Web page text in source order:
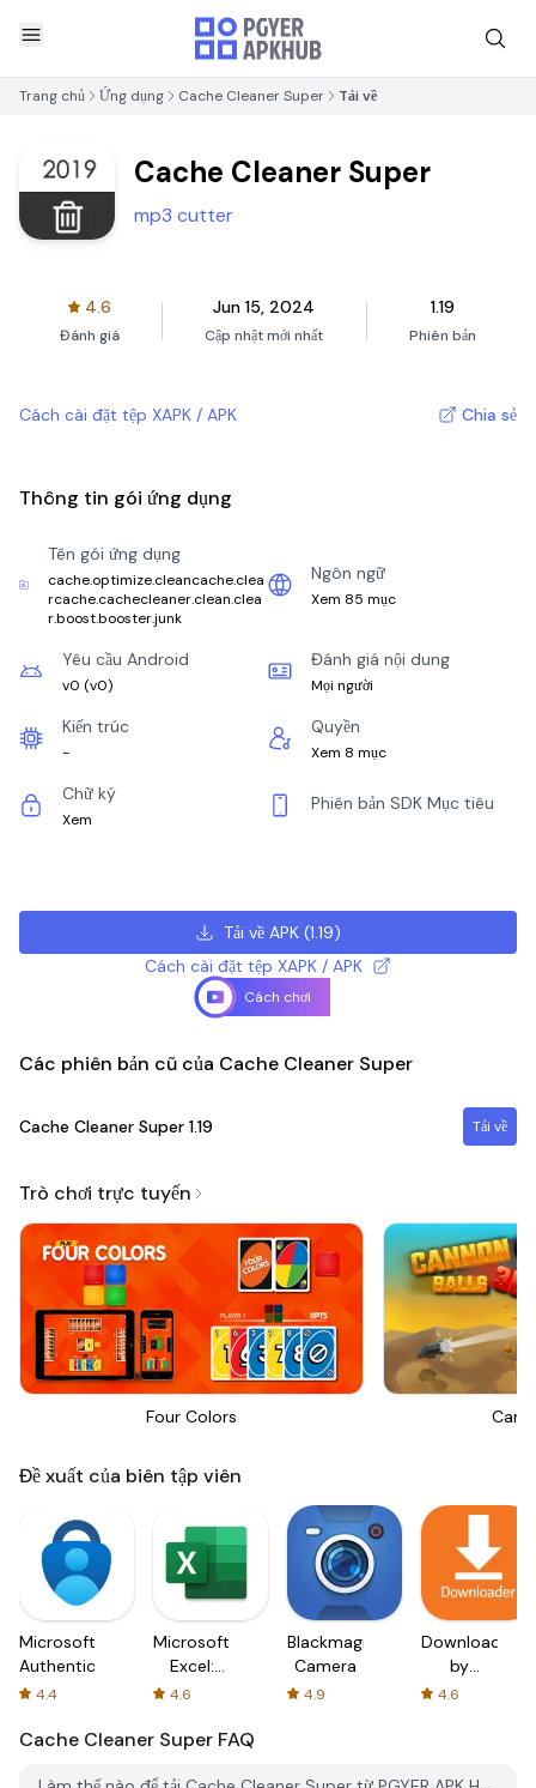
Trang chủ Ứng dụng Cache Cleaner Super Tải về
Cache Cleaner Super
mp3 cutter
4.6
Đánh giá
Jun 15, 2024
Cập nhật mới nhất
1.19
Phiên bản
Cách cài đặt tệp XAPK / APK Chia sẻ
Thông tin gói ứng dụng
Tên gói ứng dụng
cache.optimize.cleancache.clea
rcache.cachecleaner.clean.clea
r.boost.booster.junk
Ngôn ngữ
Xem 85 mục
Yêu cầu Android
v0 (v0)
Đánh giá nội dung
Mọi người
Kiến trúc
-
Quyền
Xem 8 mục
Chữ ký
Xem
Phiên bản SDK Mục tiêu
Tải về APK(1.19)
Cách cài đặt tệp XAPK / APK
Cách chơi
Các phiên bản cũ của Cache Cleaner Super
Cache Cleaner Super 1.19 Tải về
Trò chơi trực tuyến
Four Colors
Đề xuất của biên tập viên
Microsoft
Authenticator
4.4
Microsoft
Excel:
Spreadsheets
4.6
Blackmagic
Camera
4.9
Downloader
by
AFTVnews
4.6
Cache Cleaner Super FAQ